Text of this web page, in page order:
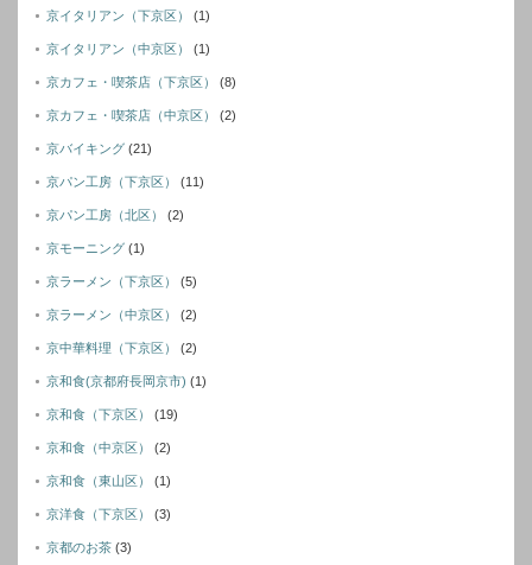
京イタリアン（下京区） (1)
京イタリアン（中京区） (1)
京カフェ・喫茶店（下京区） (8)
京カフェ・喫茶店（中京区） (2)
京バイキング (21)
京パン工房（下京区） (11)
京パン工房（北区） (2)
京モーニング (1)
京ラーメン（下京区） (5)
京ラーメン（中京区） (2)
京中華料理（下京区） (2)
京和食(京都府長岡京市) (1)
京和食（下京区） (19)
京和食（中京区） (2)
京和食（東山区） (1)
京洋食（下京区） (3)
京都のお茶 (3)